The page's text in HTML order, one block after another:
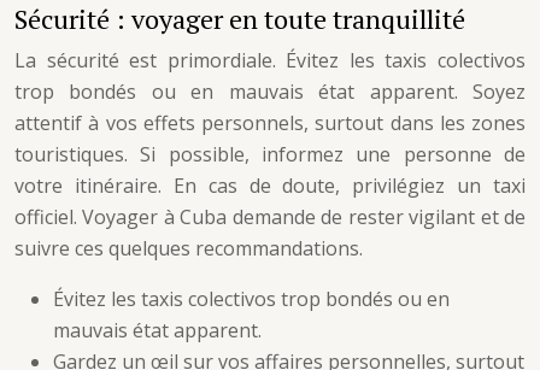
Sécurité : voyager en toute tranquillité
La sécurité est primordiale. Évitez les taxis colectivos
trop bondés ou en mauvais état apparent. Soyez
attentif à vos effets personnels, surtout dans les zones
touristiques. Si possible, informez une personne de
votre itinéraire. En cas de doute, privilégiez un taxi
officiel. Voyager à Cuba demande de rester vigilant et de
suivre ces quelques recommandations.
Évitez les taxis colectivos trop bondés ou en
mauvais état apparent.
Gardez un œil sur vos affaires personnelles, surtout